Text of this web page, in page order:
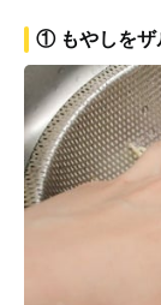
① もやしをザ